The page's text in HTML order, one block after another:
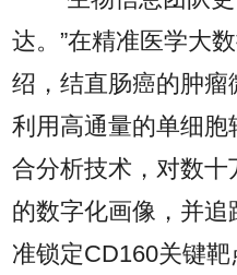
达。”在精准医学大
绍，结直肠癌的肿瘤
利用高通量的单细
合分析技术，对数
的数字化画像，并
准锁定CD160关键靶